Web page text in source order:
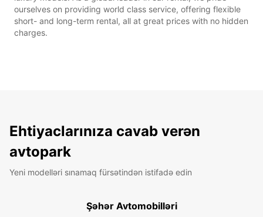
ourselves on providing world class service, offering flexible
short- and long-term rental, all at great prices with no hidden
charges.
Ehtiyaclarınıza cavab verən
avtopark
Yeni modelləri sınamaq fürsətindən istifadə edin
Şəhər Avtomobilləri